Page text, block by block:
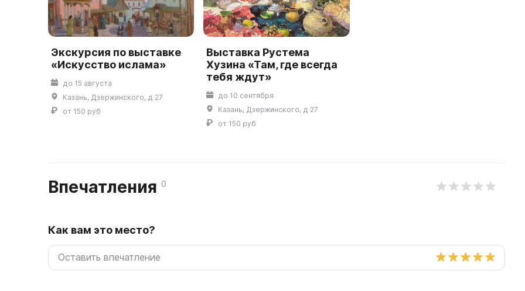
Экскурсия по выставке
«Искусство ислама»
до 15 августа
Казань, Дзержинского, д 27
от 150 руб
Выставка Рустема
Хузина «Там, где всегда
тебя ждут»
до 10 сентября
Казань, Дзержинского, д 27
от 150 руб
Впечатления 0
Как вам это место?